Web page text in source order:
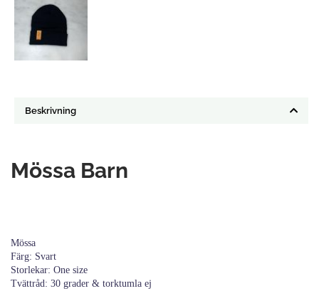
Beskrivning
Mössa Barn
Mössa
Färg: Svart
Storlekar: One size
Tvättråd: 30 grader & torktumla ej